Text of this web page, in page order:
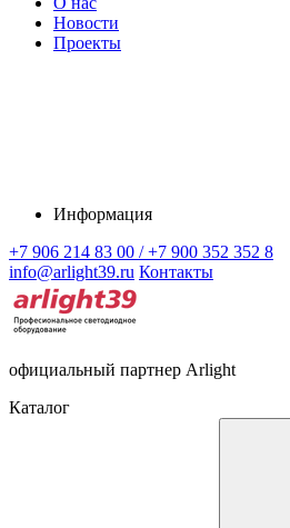
Новости
Проекты
Информация
+7 906 214 83 00 / +7 900 352 352 8
info@arlight39.ru Контакты
официальный партнер Arlight
Каталог